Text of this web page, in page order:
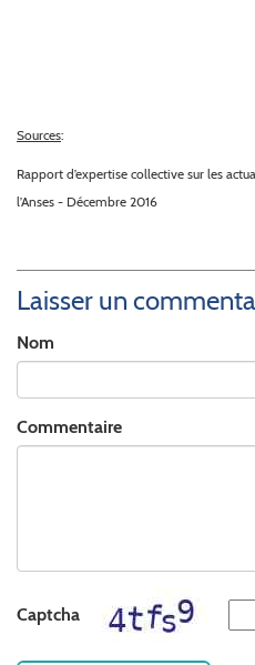
Sources:
Rapport d’expertise collective sur les
l’Anses - Décembre 2016
Laisser un
Nom
Commentaire
Captcha